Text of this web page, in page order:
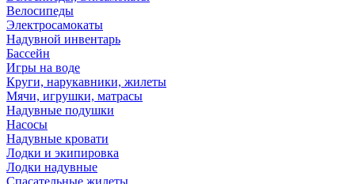
Велосипеды
Электросамокаты
Надувной инвентарь
Бассейн
Игры на воде
Круги, нарукавники, жилеты
Мячи, игрушки, матрасы
Надувные подушки
Насосы
Надувные кровати
Лодки и экипировка
Лодки надувные
Спасательные жилеты